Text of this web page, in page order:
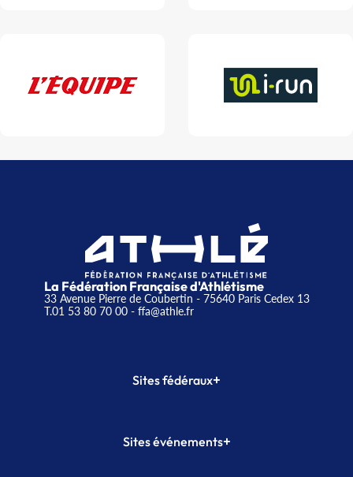
La Fédération Française d'Athlétisme
33 Avenue Pierre de Coubertin - 75640 Paris Cedex 13
T.01 53 80 70 00- ffa@athle.fr
Sites fédéraux+
Plateforme Formation
Sites événements+